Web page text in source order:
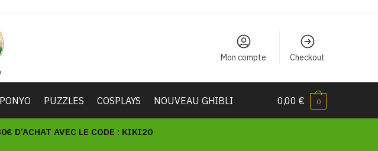
Mon compte Checkout
PONYO PUZZLES COSPLAYS NOUVEAU GHIBLI 0,00€ 0
D’ACHAT AVEC LE CODE : KIKI20